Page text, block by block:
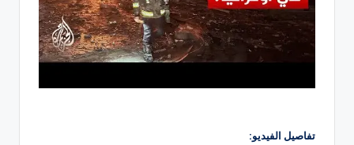
تفاصيل الفيديو: